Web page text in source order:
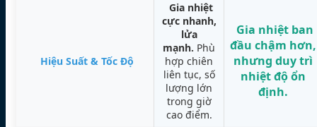
Hiệu Suất & Tốc Độ
Gia nhiệt
cực nhanh,
lửa
mạnh. Phù
hợp chiên
liên tục, số
lượng lớn
trong giờ
cao điểm.
Gia nhiệt ban
đầu chậm hơn,
nhưng duy trì
nhiệt độ ổn
định.